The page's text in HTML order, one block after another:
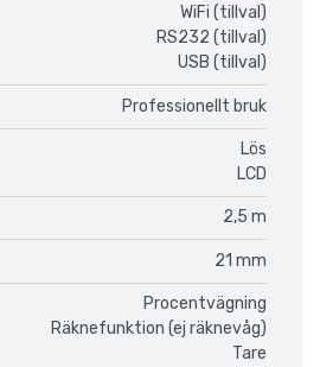
WiFi (tillval)
RS232 (tillval)
USB (tillval)
Professionellt bruk
Lös
LCD
2,5 m
21 mm
Procentvägning
Räknefunktion (ej räknevåg)
Tare